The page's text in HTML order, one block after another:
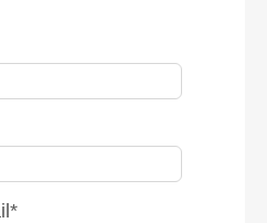
*